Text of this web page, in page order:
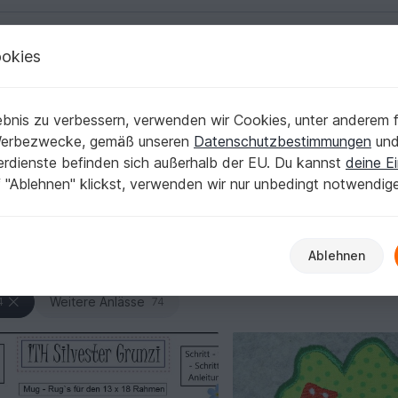
dein neues Jahr einläuten
Schriftzügen ins neue Jahr. Hier findest du
Motiv aus und bring Neujahrsstimmung sauber auf Stoff.
Weitere Anlässe 74
zu verbessern, verwenden wir Cookies, unter anderem
gemäß unseren Datenschutzbestimmungen und
befinden sich außerhalb der EU. Du kannst deine
"Ablehnen" klickst, verwenden wir nur unbedingt
Ablehnen